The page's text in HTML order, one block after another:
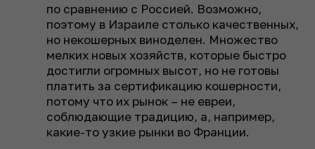
по сравнению с Россией. Возможно,
поэтому в Израиле столько качественных,
но некошерных виноделен. Множество
мелких новых хозяйств, которые быстро
достигли огромных высот, но не готовы
платить за сертификацию кошерности,
потому что их рынок – не евреи,
соблюдающие традицию, а, например,
какие-то узкие рынки во Франции.